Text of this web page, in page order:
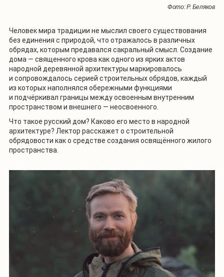
Фото: Р. Беляков
Человек мира традиции не мыслил своего существования
без единения с природой, что отражалось в различных
обрядах, которым предавался сакральный смысл. Создание
дома — священного крова как одного из ярких актов
народной деревянной архитектуры маркировалось
и сопровождалось серией строительных обрядов, каждый
из которых наполнялся обережными функциями
и подчёркивал границы между освоенным внутренним
пространством и внешнего — неосвоенного.
Что такое русский дом? Каково его место в народной
архитектуре? Лектор расскажет о строительной
обрядовости как о средстве создания освящённого жилого
пространства.